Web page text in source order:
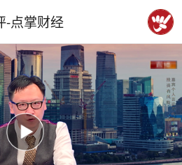
-点掌财经